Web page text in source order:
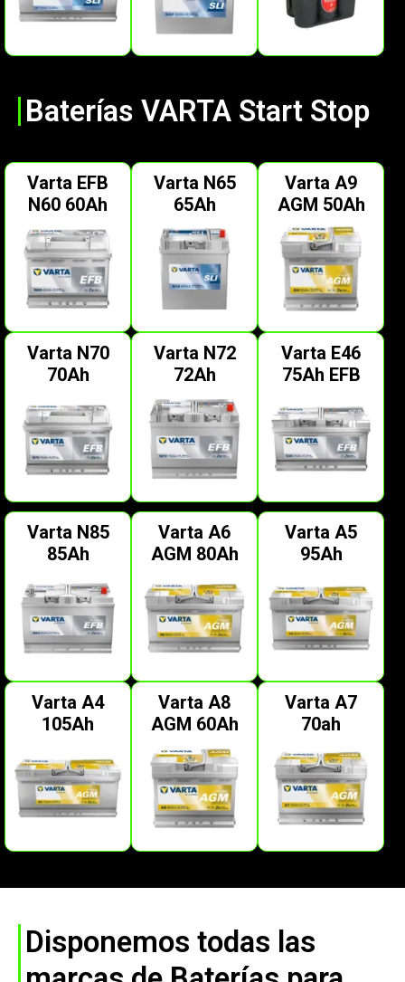
Baterías VARTA Start Stop
Varta EFB
N60 60Ah
Varta N65
65Ah
Varta A9
AGM 50Ah
Varta N70
70Ah
Varta N72
72Ah
Varta E46
75Ah EFB
Varta N85
85Ah
Varta A6
AGM 80Ah
Varta A5
95Ah
Varta A4
105Ah
Varta A8
AGM 60Ah
Varta A7
70ah
Disponemos todas las